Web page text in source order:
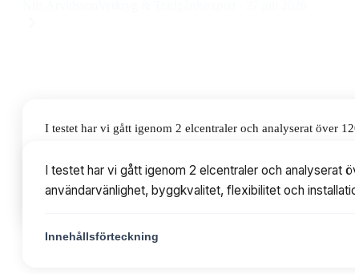
I testet har vi gått igenom 2 elcentraler och analyserat över
Innehållsförteckning
I testet har vi gått igenom 2 elcentraler och analyserat
användarvänlighet, byggkvalitet, flexibilitet och
Innehållsförteckning